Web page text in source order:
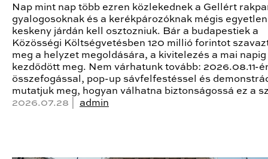
Nap mint nap több ezren közlekednek a Gellért
gyalogosoknak és a kerékpározóknak mégis egyetlen
keskeny járdán kell osztozniuk. Bár a budapestiek a
Közösségi Költségvetésben 120 millió forintot
meg a helyzet megoldására, a kivitelezés a mai napig
kezdődött meg. Nem várhatunk tovább: 2026.08.11-
összefogással, pop-up sávfelfestéssel és
mutatjuk meg, hogyan válhatna biztonságossá ez a
2026.07.28 | admin